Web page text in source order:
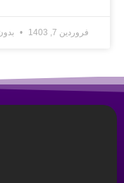
فروردین 7, 1403